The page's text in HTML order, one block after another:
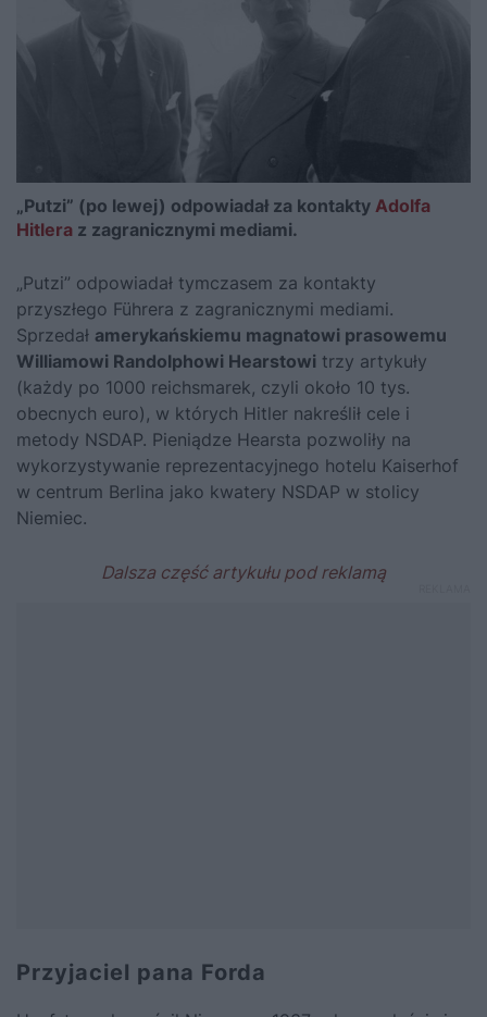
„Putzi” (po lewej) odpowiadał za kontakty Adolfa
Hitlera z zagranicznymi mediami.
„Putzi” odpowiadał tymczasem za kontakty
przyszłego Führera z zagranicznymi mediami.
Sprzedał amerykańskiemu magnatowi prasowemu
Williamowi Randolphowi Hearstowi trzy artykuły
(każdy po 1000 reichsmarek, czyli około 10 tys.
obecnych euro), w których Hitler nakreślił cele i
metody NSDAP. Pieniądze Hearsta pozwoliły na
wykorzystywanie reprezentacyjnego hotelu Kaiserhof
w centrum Berlina jako kwatery NSDAP w stolicy
Niemiec.
Przyjaciel pana Forda